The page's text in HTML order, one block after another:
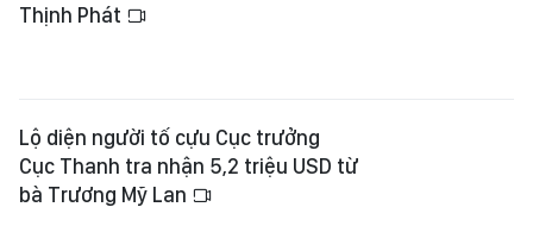
Thịnh Phát
Lộ diện người tố cựu Cục trưởng
Cục Thanh tra nhận 5,2 triệu USD từ
bà Trương Mỹ Lan